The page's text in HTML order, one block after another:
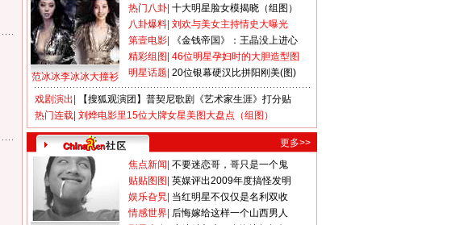
范冰冰李冰冰大撞衫
热门八卦 十大明星脸女模揭晓（组图）
八卦爆料 刘欢与美女主持情史大曝光
第壹电影
《金钱帝国》：王晶没上进心
精彩组图 46位明星孕妇时的大胆造型图
明星话题 20位银幕硬汉比拼阳刚美(图)
戏剧演出
【搜狐观演团】普契尼歌剧《艺术家生涯》打分贴
热门连载 刘烨电影里15位大牌女星美图大盘点（组图）
更多>>
焦点新闻 不要迷恋哥，哥只是一个鬼
贴贴图图 英媒评出2009年度搞怪发明
娱乐旮旯 当红明星不仅仅是名利双收
情感世界 后悔嫁给这样一个山西男人